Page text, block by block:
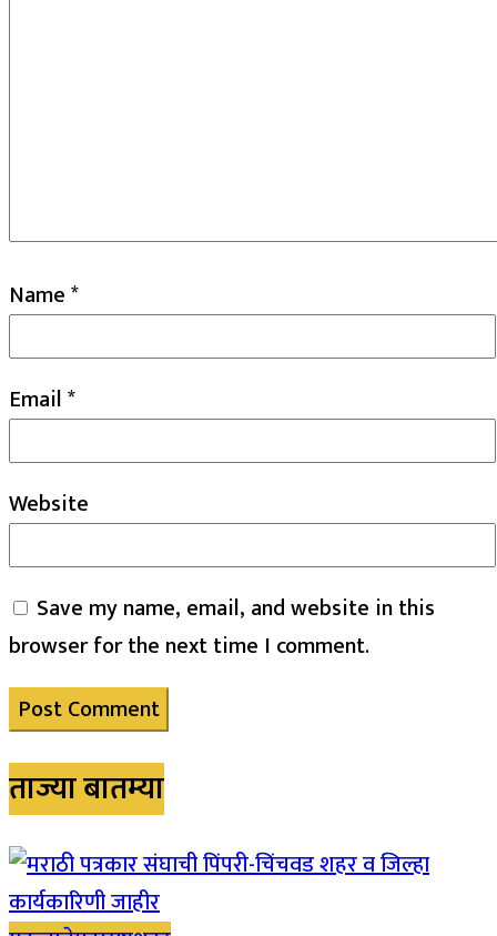
Name*
Email*
Website
Save my name, email, and website in this
browser for the next time I comment.
ताज्या बातम्या